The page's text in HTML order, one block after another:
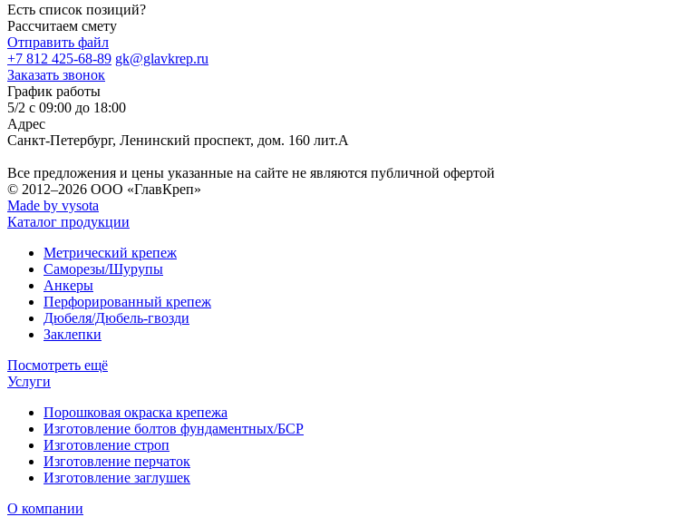
Есть список позиций?
Рассчитаем смету
Отправить файл
+7 812 425-68-89 gk@glavkrep.ru
Заказать звонок
График работы
5/2 с 09:00 до 18:00
Адрес
Санкт-Петербург, Ленинский проспект, дом. 160 лит.А
Все предложения и цены указанные на сайте не являются публичной офертой
© 2012–2026 ООО «ГлавКреп»
Made by vysota
Каталог продукции
Метрический крепеж
Саморезы/Шурупы
Анкеры
Перфорированный крепеж
Дюбеля/Дюбель-гвозди
Заклепки
Посмотреть ещё
Услуги
Порошковая окраска крепежа
Изготовление болтов фундаментных/БСР
Изготовление строп
Изготовление перчаток
Изготовление заглушек
О компании